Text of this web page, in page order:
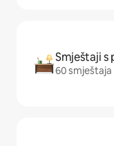
Smještaji s
60